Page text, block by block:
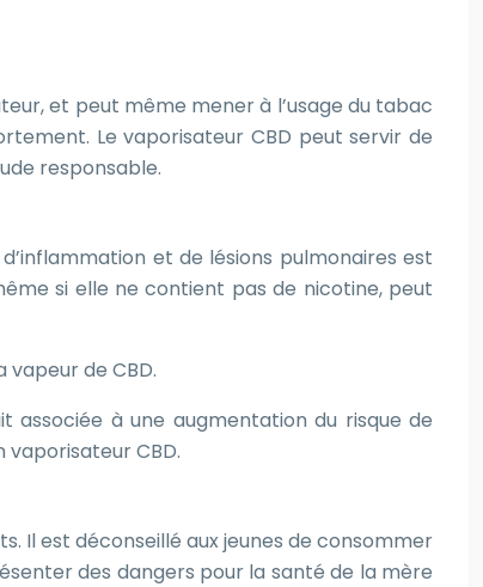
et peut même mener à l’usage du tabac
Le vaporisateur CBD peut servir de
responsable.
et de lésions pulmonaires est
si elle ne contient pas de nicotine, peut
de CBD.
associée à une augmentation du risque de
CBD.
Il est déconseillé aux jeunes de consommer
des dangers pour la santé de la mère